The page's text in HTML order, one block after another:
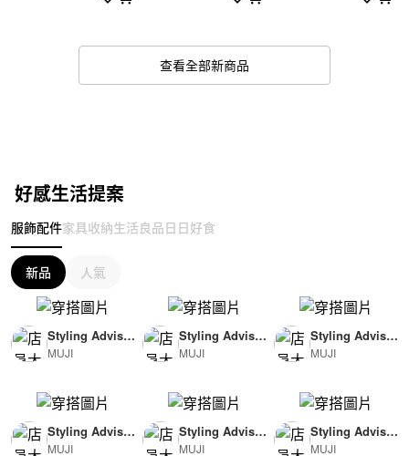
查看全部新商品
好感生活提案
服飾配件家具收納生活良品日日好食
新品 人氣
Styling Advisor
( For Woman )
MUJI
Styling Advisor
( For Man )
MUJI
Styling Advisor
( For Man )
MUJI
Styling Advisor
( For Man )
MUJI
Styling Advisor
( For Woman )
MUJI
Styling Advisor
( For Man )
MUJI